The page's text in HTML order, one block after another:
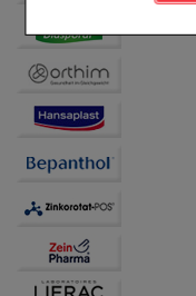
Einkaufserlebnis
Besuchers oder
Verhaltensweisen
anzupassen.
auch auf Ihre
anzuzeigen und
betreiben.
Statistik &
unserer Website